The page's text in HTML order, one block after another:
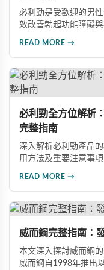
必利勁是受歡迎的男
效改善勃起功能障礙
READ MORE →
必利勁全方位解析
完整指南
深入解析必利勁產品
用方法及重要注意事
READ MORE →
威而鋼完整指南：
本文深入探討威而鋼
威而鋼自1998年推出